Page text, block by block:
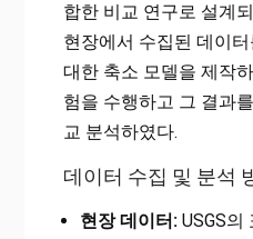
합한 비교 연구로 설계
현장에서 수집된 데이
대한 축소 모델을 제작
험을 수행하고 그 결과
교 분석하였다.
데이터 수집 및 분석
현장 데이터:USGS의